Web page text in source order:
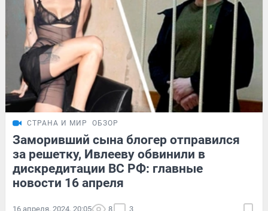
СТРАНА И МИР ОБЗОР
Заморивший сына блогер отправился
за решетку, Ивлееву обвинили в
дискредитации ВС РФ: главные
новости 16 апреля
16 апреля, 2024, 20:05 8 3